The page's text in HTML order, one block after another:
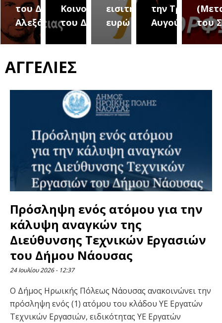
του Δήμου
Αλεξάνδρειας
Κοινοτήτων
του Δήμου
εισιτήριο 2
ευρώ
την Τρίτη 18
Αυγούστουτου
ΑΓΓΕΛΙΕΣ
Πρόσληψη ενός ατόμου για την
κάλυψη αναγκών της
Διεύθυνσης Τεχνικών Εργασιών
του Δήμου Νάουσας
24 Ιουλίου 2026 12:37
Ο Δήμος Ηρωικής Πόλεως Νάουσας ανακοινώνει την
πρόσληψη ενός (1) ατόμου του κλάδου ΥΕ Εργατών
Τεχνικών Εργασιών, ειδικότητας ΥΕ Εργατών